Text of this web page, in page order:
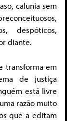
calunia sem
despóticos,
diante.
transforma em
de justiça
está livre
razão muito
que a editam